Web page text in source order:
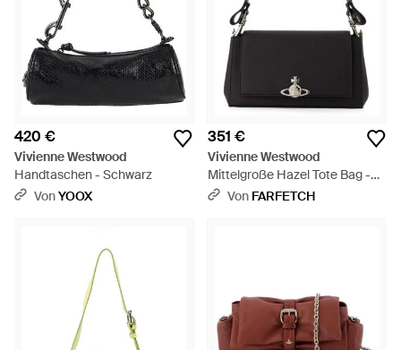
420 €
Vivienne Westwood
Handtaschen - Schwarz
VonYOOX
351 €
Vivienne Westwood
Mittelgroße Hazel Tote Bag -
Schwarz
Von FARFETCH